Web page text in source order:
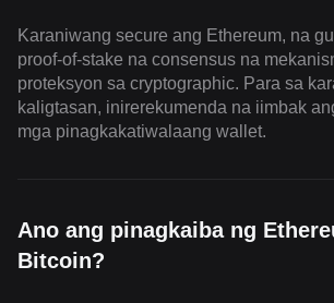
Karaniwang secure ang Ethereum, na
proof-of-stake na consensus na
proteksyon sa cryptographic. Para sa
kaligtasan, inirerekumenda na iimbak
mga pinagkakatiwalaang wallet.
Ano ang pinagkaiba ng
Bitcoin?